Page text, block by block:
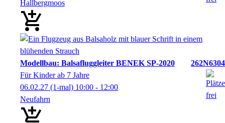
Hallbergmoos
Modellbau: Balsafluggleiter BENEK SP-2020
262N6304
Für Kinder ab 7 Jahre
06.02.27 (1-mal) 10:00 - 12:00
Neufahrn